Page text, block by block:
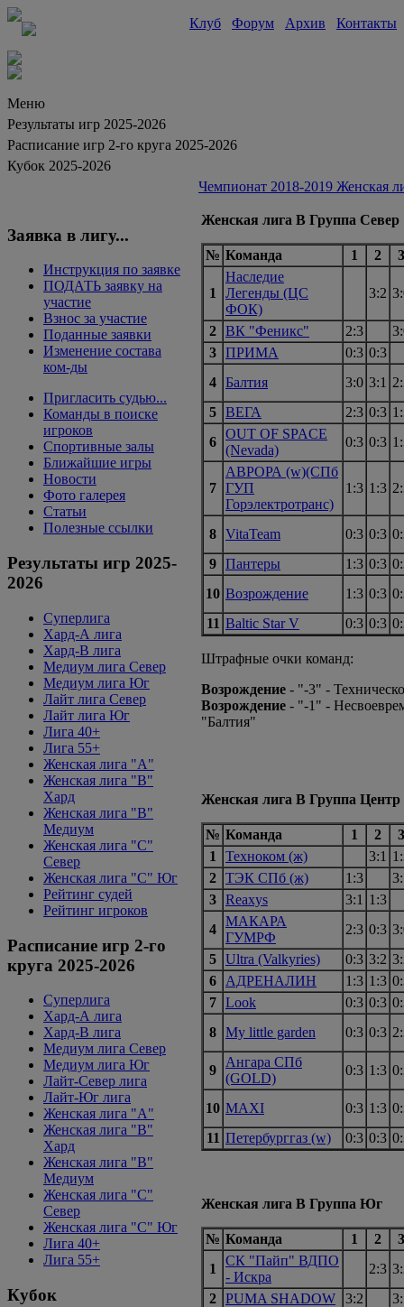
Клуб Форум Архив Контакты
Меню
Результаты игр 2025-2026
Расписание игр 2-го круга 2025-2026
Кубок 2025-2026
Заявка в лигу...
Инструкция по заявке
ПОДАТЬ заявку на
участие
Взнос за участие
Поданные заявки
Изменение состава
ком-ды
Пригласить судью...
Команды в поиске
игроков
Спортивные залы
Ближайшие игры
Новости
Фото галерея
Статьи
Полезные ссылки
Результаты игр 2025-
2026
Суперлига
Хард-А лига
Хард-В лига
Медиум лига Север
Медиум лига Юг
Лайт лига Север
Лайт лига Юг
Лига 40+
Лига 55+
Женская лига "A"
Женская лига "B"
Хард
Женская лига "B"
Медиум
Женская лига "С"
Север
Женская лига "С" Юг
Рейтинг судей
Рейтинг игроков
Расписание игр 2-го
круга 2025-2026
Суперлига
Хард-А лига
Хард-В лига
Медиум лига Север
Медиум лига Юг
Лайт-Север лига
Лайт-Юг лига
Женская лига "А"
Женская лига "В"
Хард
Женская лига "В"
Медиум
Женская лига "C"
Север
Женская лига "C" Юг
Лига 40+
Лига 55+
Кубок
Чемпионат 2018-2019 Женская
Женская лига В Группа Север
№ Команда 1 2 3
1
Наследие
Легенды (ЦС
ФОК)
3:2
2 ВК "Феникс" 2:3
3 ПРИМА 0:3 0:3
4 Балтия 3:0 3:1
5 ВЕГА 2:3 0:3
6
OUT OF SPACE
(Nevada)
0:3 0:3
7
АВРОРА (w)(СПб
ГУП
Горэлектротранс)
1:3 1:3
8 VitaTeam 0:3 0:3
9 Пантеры 1:3 0:3
10 Возрождение 1:3 0:3
11 Baltic Star V 0:3 0:3
Штрафные очки команд:
Возрождение - "-3" -
Возрождение - "-1" -
"Балтия"
Женская лига В Группа Центр
№ Команда 1 2
3
1
Техноком (ж) 3:1
2 ТЭК СПб (ж) 1:3
3 Reaxys 3:1 1:3
4
МАКАРА
ГУМРФ
2:3 0:3
5 Ultra (Valkyries) 0:3 3:2
6
АДРЕНАЛИН 1:3 1:3
7 Look 0:3 0:3
8 My little garden 0:3 0:3
9
Ангара СПб
(GOLD)
0:3 1:3
10 MAXI 0:3 1:3
11 Петербурггаз (w) 0:3 0:3
Женская лига В Группа Юг
№ Команда 1 2
3
1
СК "Пайп" ВДПО
- Искра
2:3
2 PUMA SHADOW 3:2